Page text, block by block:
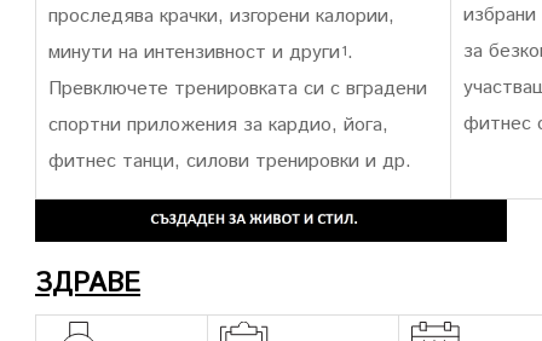
проследява крачки, изгорени калории,
минути на интензивност и други1.
Превключете тренировката си с вградени
спортни приложения за кардио, йога,
фитнес танци, силови тренировки и др.
за
фитнес
ЗДРАВЕ